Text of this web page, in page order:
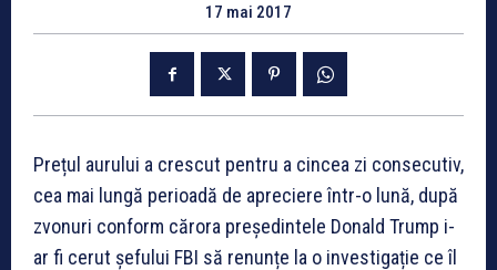
17 mai 2017
Prețul aurului a crescut pentru a cincea zi consecutiv,
cea mai lungă perioadă de apreciere într-o lună, după
zvonuri conform cărora președintele Donald Trump i-
ar fi cerut șefului FBI să renunțe la o investigație ce îl